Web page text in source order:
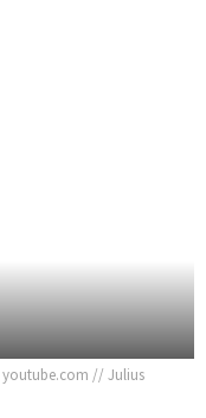
youtube.com // Julius